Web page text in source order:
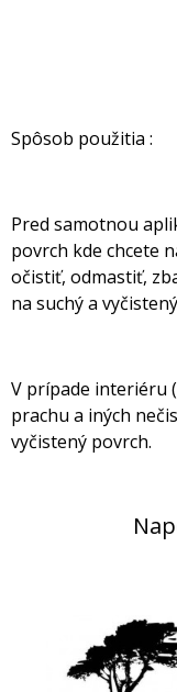
Spôsob použitia :
Pred samotnou
povrch kde chcete
očistiť, odmastiť,
na suchý a
V prípade interiéru
prachu a iných
vyčistený povrch.